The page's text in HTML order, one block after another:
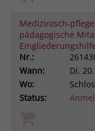
Medizinisch-
pädagogische
Nr.:
Wann:
Di.
Wo:
Status: